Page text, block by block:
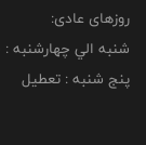
روزهای عادی:
شنبه الي چهارشنبه : 30: 8 لغايت 16:30
پنج شنبه : تعطیل